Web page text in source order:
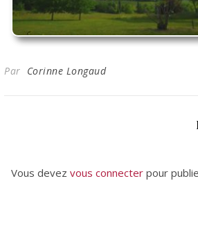
Par Corinne Longaud
Vous devez vous connecter pour